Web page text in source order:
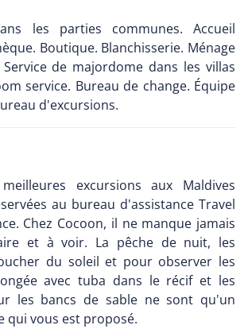
les parties communes. Accueil
Boutique. Blanchisserie. Ménage
de majordome dans les villas
service. Bureau de change. Équipe
d'excursions.
excursions aux Maldives
au bureau d'assistance Travel
Chez Cocoon, il ne manque jamais
et à voir. La pêche de nuit, les
du soleil et pour observer les
avec tuba dans le récif et les
les bancs de sable ne sont qu'un
qui vous est proposé.